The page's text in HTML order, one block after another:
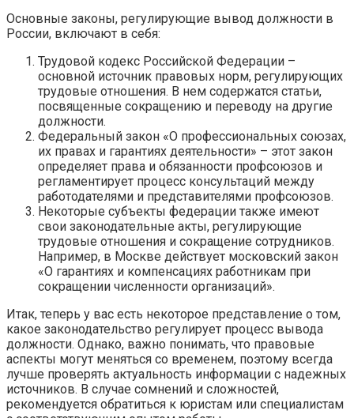
Основные законы, регулирующие вывод должности в
России, включают в себя:
Трудовой кодекс Российской Федерации –
основной источник правовых норм, регулирующих
трудовые отношения. В нем содержатся статьи,
посвященные сокращению и переводу на другие
должности.
Федеральный закон «О профессиональных союзах,
их правах и гарантиях деятельности» – этот закон
определяет права и обязанности профсоюзов и
регламентирует процесс консультаций между
работодателями и представителями профсоюзов.
Некоторые субъекты федерации также имеют
свои законодательные акты, регулирующие
трудовые отношения и сокращение сотрудников.
Например, в Москве действует московский закон
«О гарантиях и компенсациях работникам при
сокращении численности организаций».
Итак, теперь у вас есть некоторое представление о том,
какое законодательство регулирует процесс вывода
должности. Однако, важно понимать, что правовые
аспекты могут меняться со временем, поэтому всегда
лучше проверять актуальность информации с надежных
источников. В случае сомнений и сложностей,
рекомендуется обратиться к юристам или специалистам